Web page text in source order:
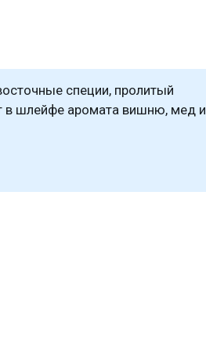
специи, пролитый
в шлейфе аромата вишню, мед и